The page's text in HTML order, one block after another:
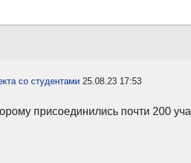
со студентами 25.08.23 17:53
присоединились почти 200